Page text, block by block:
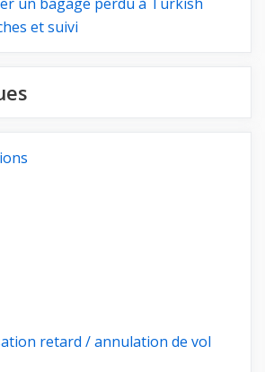
et suivi
retard / annulation de vol